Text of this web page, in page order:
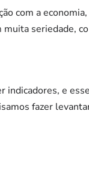
com a
seriedade,
indicadores, e
fazer